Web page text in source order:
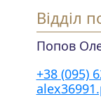
Відділ
Попов
+38 (095)